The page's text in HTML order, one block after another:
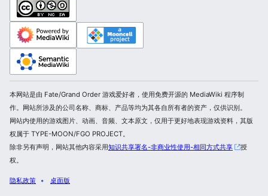
本网站是由 Fate/Grand Order 游戏爱好者，使用免费开源的 MediaWiki 程序制
作。网站所涉及的公司名称、商标、产品等均为其各自所有者的资产，仅供识别。
网站内使用的游戏图片、动画、音频、文本原文，仅用于更好地表现游戏资料，其版
权属于 TYPE-MOON/FGO PROJECT。
除非另有声明，网站其他内容采用知识共享署名-非商业性使用-相同方式共享
授
权。
隐私政策 桌面版